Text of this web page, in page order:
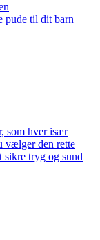
pude til dit barn
som hver især
vælger den rette
sikre tryg og sund